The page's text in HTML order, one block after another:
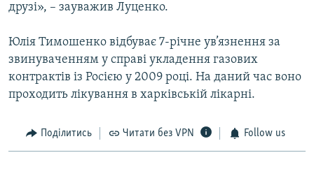
друзі», – зауважив Луценко.
Юлія Тимошенко відбуває 7-річне ув’язнення за
звинуваченням у справі укладення газових
контрактів із Росією у 2009 році. На даний час воно
проходить лікування в харківській лікарні.
Поділитись Читати без VPN Follow us